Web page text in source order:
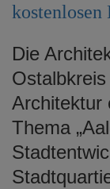
kostenlosen
Die
Architektur
Thema